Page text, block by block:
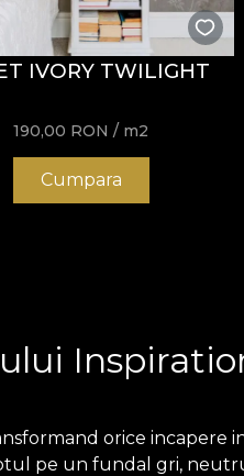
IVORY TWILIGHT
190,00 RON / m2
Cumpara
orice incapere
pe un fundal gri,